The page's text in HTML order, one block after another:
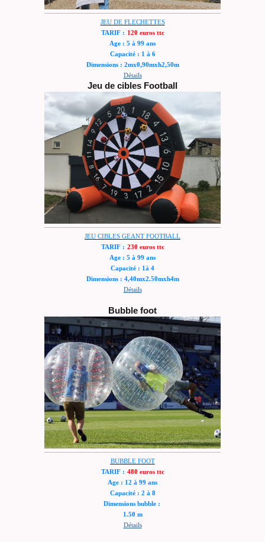
JEU DE FLECHETTES
TARIF : 120 euros ttc
Age : 5 à 99 ans
Capacité : 1 à 6
Dimensions : 2mx0,90mxh2,50m
Détails
Jeu de cibles Football
JEU CIBLES GEANT FOOTBALL
TARIF : 230 euros ttc
Age : 5 à 99 ans
Capacité : 1à 4
Dimensions : 4,40mx2.50mxh4m
Détails
Bubble foot
BUBBLE FOOT
TARIF : 480 euros ttc
Age : 12 à 99 ans
Capacité : 2 à 8
Dimensions bubble :
1.50 m
Détails